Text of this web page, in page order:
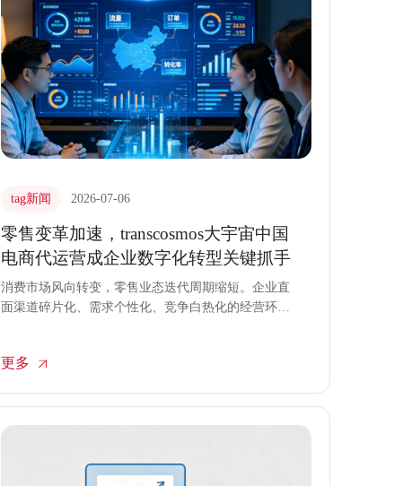
tag新闻 2026-07-06
零售变革加速，transcosmos大宇宙中国
电商代运营成企业数字化转型关键抓手
消费市场风向转变，零售业态迭代周期缩短。企业直
面渠道碎片化、需求个性化、竞争白热化的经营环
再局限于店铺基础维护，演变为企业推进数字化转型
验与本地化深耕，通过全链路电商代运营解决方案，
助力品牌打通数字化梗阻，实现业务效能跃升。
更多